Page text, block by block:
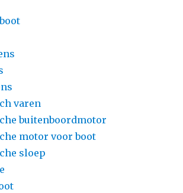
varen
buitenboordmotor
motor voor boot
sloep